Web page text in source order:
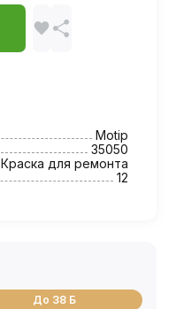
Motip
35050
Краска для ремонта
12
До 38 Б